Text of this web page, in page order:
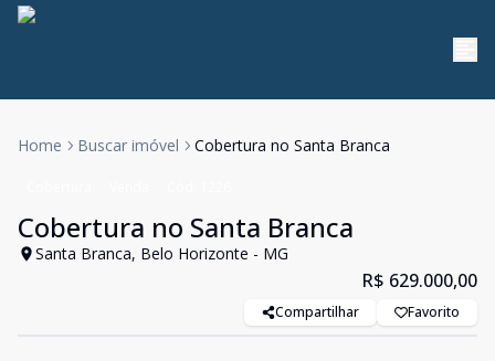
Home Buscar imóvel Cobertura no Santa Branca
Cobertura no Santa Branca
Santa Branca, Belo Horizonte - MG
R$ 629.000,00
Compartilhar Favorito